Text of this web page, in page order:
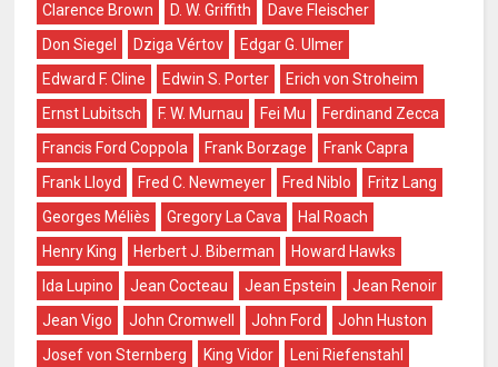
Clarence Brown
D. W. Griffith
Dave Fleischer
Don Siegel
Dziga Vértov
Edgar G. Ulmer
Edward F. Cline
Edwin S. Porter
Erich von Stroheim
Ernst Lubitsch
F. W. Murnau Fei Mu
Ferdinand Zecca
Francis Ford Coppola
Frank Borzage
Frank Capra
Frank Lloyd
Fred C. Newmeyer Fred Niblo
Fritz Lang
Georges Méliès
Gregory La Cava
Hal Roach
Henry King
Herbert J. Biberman
Howard Hawks
Ida Lupino
Jean Cocteau Jean Epstein
Jean Renoir
Jean Vigo
John Cromwell John Ford
John Huston
Josef von Sternberg
King Vidor
Leni Riefenstahl